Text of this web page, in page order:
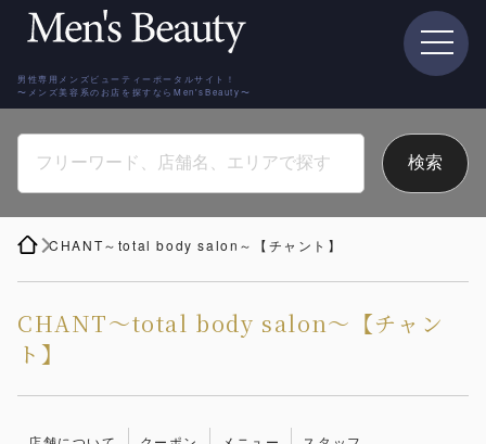
男性専用メンズビューティーポータルサイト！
〜メンズ美容系のお店を探すならMen'sBeauty〜
CHANT～total body salon～【チャント】
CHANT～total body salon～【チャン
ト】